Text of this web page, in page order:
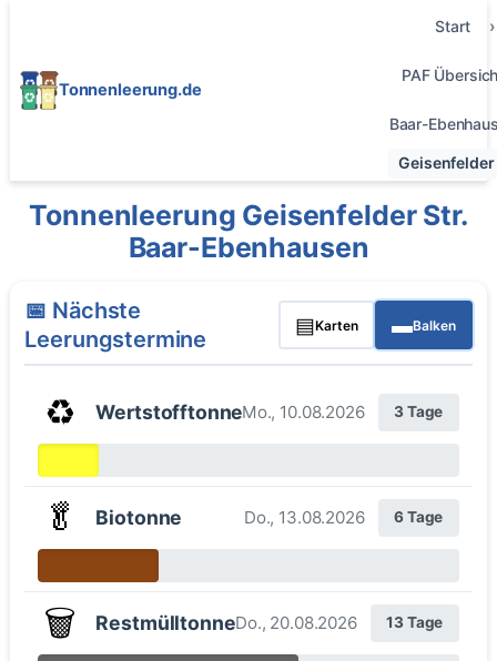
Tonnenleerung.de
Start
PAF
Baar-
Geisenfelder
Tonnenleerung Geisenfelder Str.
Baar-Ebenhausen
📅 Nächste
Leerungstermine
▤Karten ▬Balken
♻️ WertstofftonneMo., 10.08.2026 3 Tage
🥬 Biotonne Do., 13.08.2026 6 Tage
🗑️ RestmülltonneDo., 20.08.2026 13 Tage